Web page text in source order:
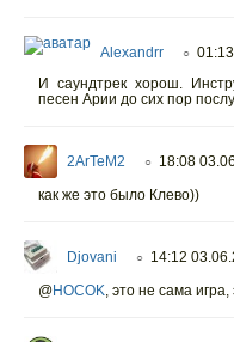
Alexandrr ○
И саундтрек хорош.
песен Арии до сих пор
2ArTeM2 ○ 18:08
как же это было Клево))
Djovani ○ 14:12
@HOCOK это не сама игра,